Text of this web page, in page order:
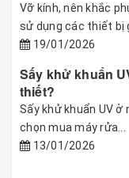
Vỡ kính, nên khắc
sử dụng các thiết bị
19/01/2026
Sấy khử khuẩn
thiết?
Sấy khử khuẩn UV
chọn mua máy rửa...
13/01/2026